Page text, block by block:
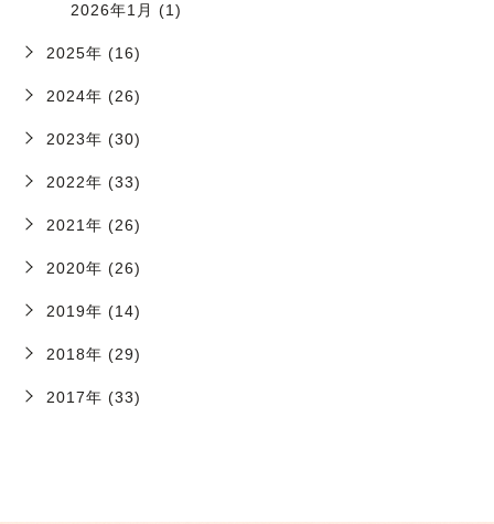
2026年1月 (1)
2025年 (16)
2024年 (26)
2023年 (30)
2022年 (33)
2021年 (26)
2020年 (26)
2019年 (14)
2018年 (29)
2017年 (33)